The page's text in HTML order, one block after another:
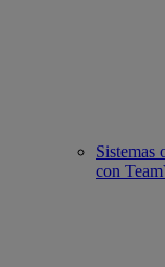
Sistemas
con